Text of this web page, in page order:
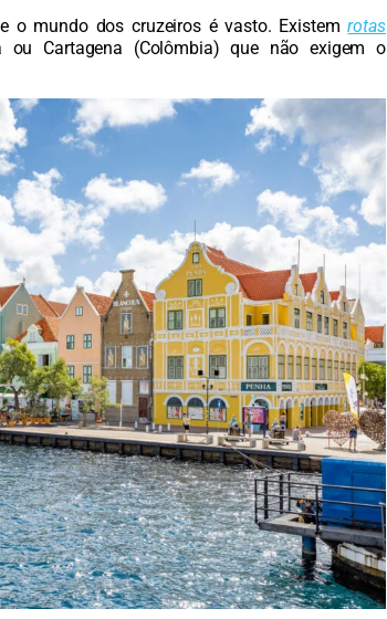
o mundo dos cruzeiros é vasto. Existemrotas
ou Cartagena (Colômbia) que não exigem o